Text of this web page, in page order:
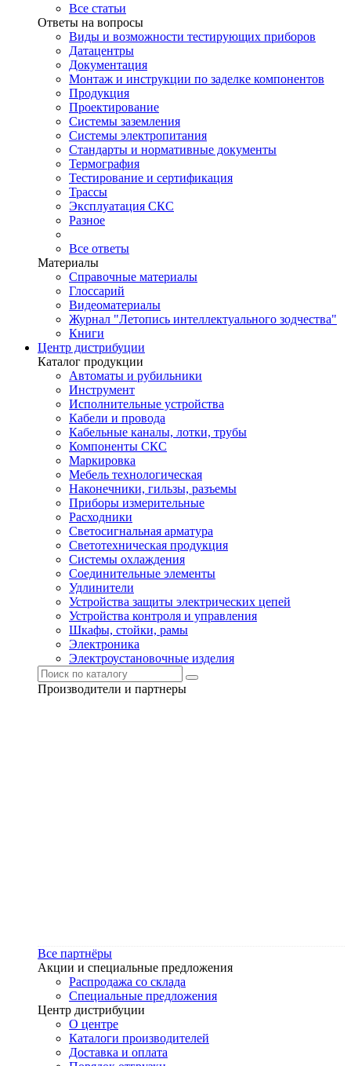
Все статьи
Ответы на вопросы
Виды и возможности тестирующих приборов
Датацентры
Документация
Монтаж и инструкции по заделке компонентов
Продукция
Проектирование
Системы заземления
Системы электропитания
Стандарты и нормативные документы
Термография
Тестирование и сертификация
Трассы
Эксплуатация СКС
Разное
Все ответы
Материалы
Справочные материалы
Глоссарий
Видеоматериалы
Журнал "Летопись интеллектуального зодчества"
Книги
Центр дистрибуции
Каталог продукции
Автоматы и рубильники
Инструмент
Исполнительные устройства
Кабели и провода
Кабельные каналы, лотки, трубы
Компоненты СКС
Маркировка
Мебель технологическая
Наконечники, гильзы, разъемы
Приборы измерительные
Расходники
Светосигнальная арматура
Светотехническая продукция
Системы охлаждения
Соединительные элементы
Удлинители
Устройства защиты электрических цепей
Устройства контроля и управления
Шкафы, стойки, рамы
Электроника
Электроустановочные изделия
Производители и партнеры
Все партнёры
Акции и специальные предложения
Распродажа со склада
Специальные предложения
Центр дистрибуции
О центре
Каталоги производителей
Доставка и оплата